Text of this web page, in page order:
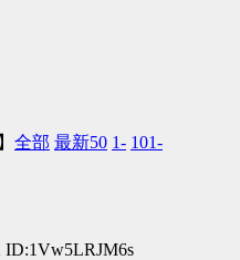
】 全部 最新50 1- 101-
ID:1Vw5LRJM6s